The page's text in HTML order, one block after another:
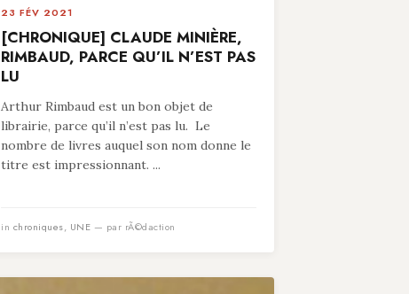
23 FÉV 2021
[CHRONIQUE] CLAUDE MINIÈRE,
RIMBAUD, PARCE QU’IL N’EST PAS
LU
Arthur Rimbaud est un bon objet de
librairie, parce qu’il n’est pas lu. Le
nombre de livres auquel son nom donne le
titre est impressionnant. ...
in chroniques, UNE — par rÃ©daction